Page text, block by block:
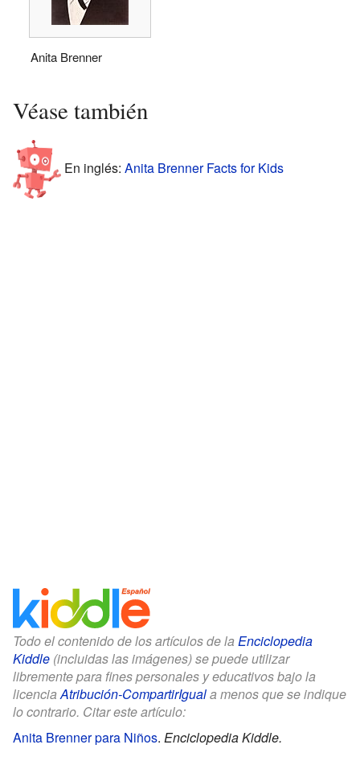
Anita Brenner
Véase también
En inglés: Anita Brenner Facts for Kids
Todo el contenido de los artículos de la Enciclopedia
Kiddle (incluidas las imágenes) se puede utilizar
libremente para fines personales y educativos bajo la
licenciaAtribución-CompartirIguala menos que se indique
lo contrario. Citar este artículo:
Anita Brenner para Niños. Enciclopedia Kiddle.